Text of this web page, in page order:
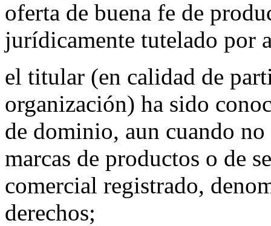
oferta de buena fe de
jurídicamente tutelado por
el titular (en calidad de
organización) ha sido
de dominio, aun cuando
marcas de productos o de
comercial registrado,
derechos;